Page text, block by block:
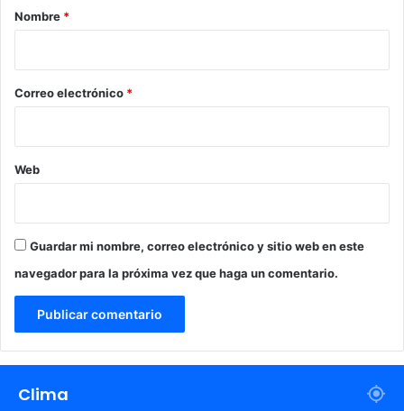
r
*
Nombre *
Correo electrónico *
Web
Guardar mi nombre, correo electrónico y sitio web en este
navegador para la próxima vez que haga un comentario.
Clima